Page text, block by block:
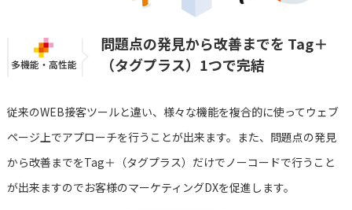
多機能・高性能
問題点の発見から改善までを Tag＋
（タグプラス）1つで完結
従来のWEB接客ツールと違い、様々な機能を複合的に使ってウェブ
ページ上でアプローチを行うことが出来ます。また、問題点の発見
から改善までをTag＋（タグプラス）だけでノーコードで行うこと
が出来ますのでお客様のマーケティングDXを促進します。